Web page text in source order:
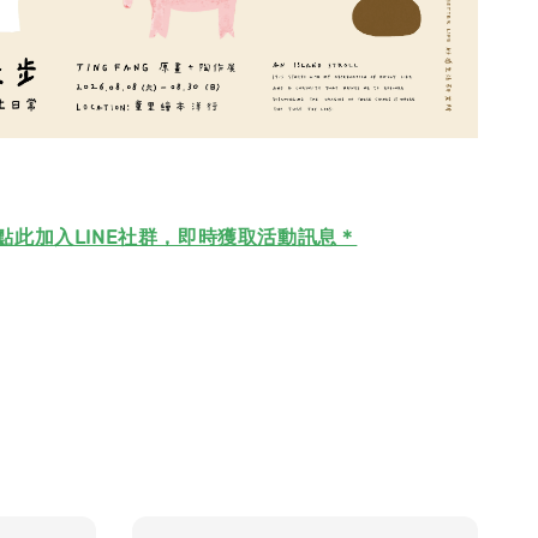
此加入LINE社群，即時獲取活動訊息＊